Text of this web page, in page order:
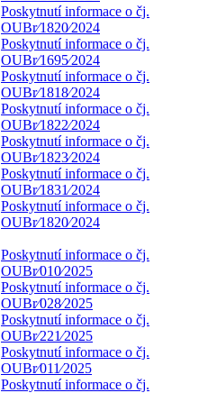
Poskytnutí informace o čj.
OUBr⁄1820⁄2024
Poskytnutí informace o čj.
OUBr⁄1695⁄2024
Poskytnutí informace o čj.
OUBr⁄1818⁄2024
Poskytnutí informace o čj.
OUBr⁄1822⁄2024
Poskytnutí informace o čj.
OUBr⁄1823⁄2024
Poskytnutí informace o čj.
OUBr⁄1831⁄2024
Poskytnutí informace o čj.
OUBr⁄1820⁄2024
Poskytnutí informace o čj.
OUBr⁄010⁄2025
Poskytnutí informace o čj.
OUBr⁄028⁄2025
Poskytnutí informace o čj.
OUBr⁄221⁄2025
Poskytnutí informace o čj.
OUBr⁄011⁄2025
Poskytnutí informace o čj.